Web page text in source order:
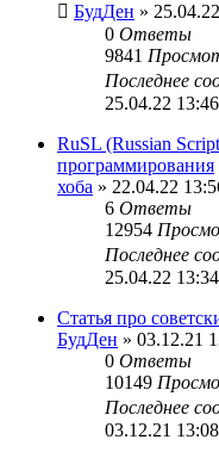
БудДен »
0 Ответы
9841
Последнее
25.04.22 13:46
RuSL (Russian
программирования
хоба » 22.04.22
6 Ответы
12954
Последнее
25.04.22 13:34
Статья про
БудДен » 03.12.21
0 Ответы
10149
Последнее
03.12.21 13:08